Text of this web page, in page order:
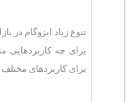
تنوع زیاد ایزوگام در
برای چه کاربردهایی
برای کاربردهای مختلف